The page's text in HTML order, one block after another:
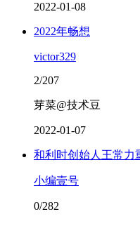
2022-01-08
2022年畅想
victor329
2/207
芽菜@技术豆
2022-01-07
和利时创始人王常力
小编壹号
0/282